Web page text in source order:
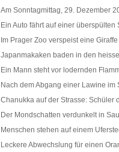
Am Sonntagmittag, 29. Dezember
Ein Auto fährt auf einer
Im Prager Zoo verspeist eine
Japanmakaken baden in den
Ein Mann steht vor lodernden
Nach dem Abgang einer Lawine im
Chanukka auf der Strasse: Schüler
Der Mondschatten verdunkelt in
Menschen stehen auf einem
Leckere Abwechslung für einen